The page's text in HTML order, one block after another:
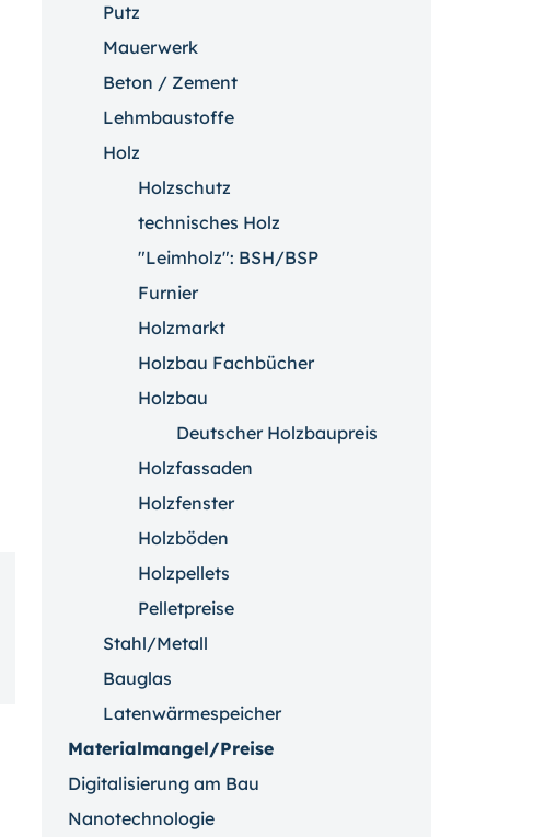
Putz
Mauerwerk
Beton / Zement
Lehmbaustoffe
Holz
Holzschutz
technisches Holz
"Leimholz": BSH/BSP
Furnier
Holzmarkt
Holzbau Fachbücher
Holzbau
Deutscher Holzbaupreis
Holzfassaden
Holzfenster
Holzböden
Holzpellets
Pelletpreise
Stahl/Metall
Bauglas
Latenwärmespeicher
Materialmangel/Preise
Digitalisierung am Bau
Nanotechnologie